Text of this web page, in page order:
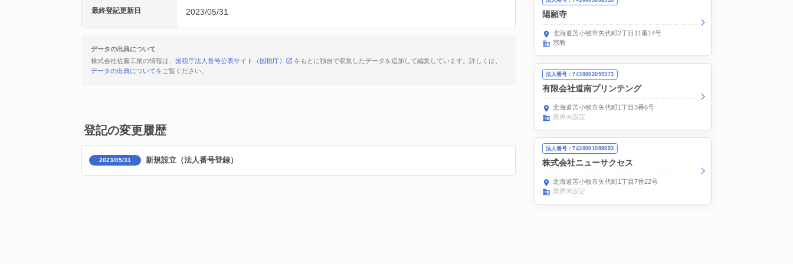
最終登記更新日 2023/05/31
データの出典について
株式会社佐藤工業の情報は、
国税庁法人番号公表サイト（国税庁）
をもとに独自で収集したデータを追加して編集しています。詳しくは、
データの出典についてをご覧ください。
登記の変更履歴
2023/05/31 新規設立（法人番号登録）
陽願寺
北海道苫小牧市矢代町2丁目11番14号
宗教
法人番号：7430002059373
有限会社道南プリンテング
北海道苫小牧市矢代町1丁目3番6号
業界未設定
法人番号：7430001088893
株式会社ニューサクセス
北海道苫小牧市矢代町1丁目7番22号
業界未設定